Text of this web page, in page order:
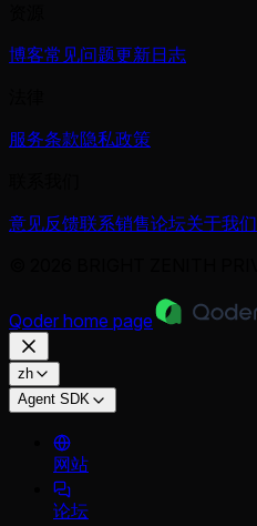
博客常见问题更新日志
服务条款隐私政策
意见反馈联系销售论坛关于我们
Qoder home page
zh
Agent SDK
网站
论坛